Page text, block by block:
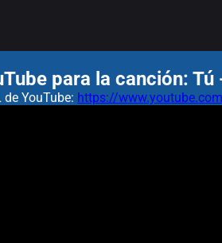
para la canción:
de YouTube: https://